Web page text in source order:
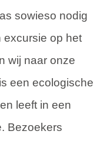
sowieso nodig
excursie op het
wij naar onze
een ecologische
leeft in een
Bezoekers